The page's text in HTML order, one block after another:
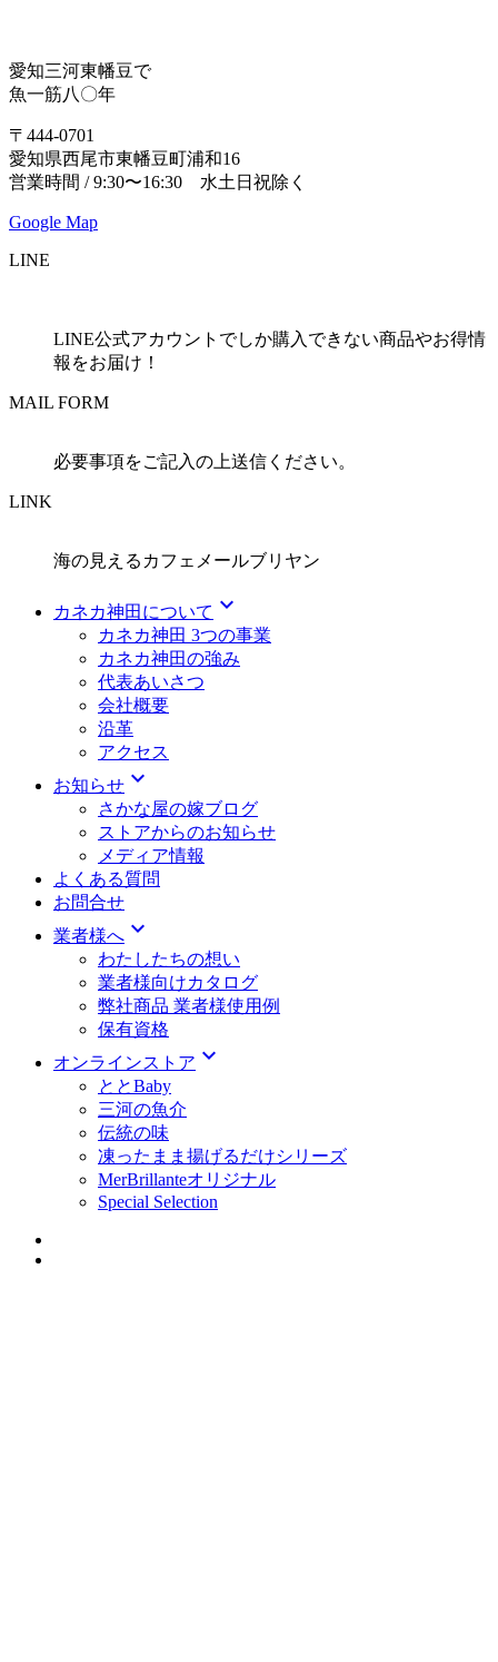
愛知三河東幡豆で
魚一筋八〇年
〒444-0701
愛知県西尾市東幡豆町浦和16
営業時間 / 9:30〜16:30 水土日祝除く
Google Map
LINE
LINE公式アカウントでしか購入できない商品やお得情
報をお届け！
MAIL FORM
必要事項をご記入の上送信ください。
LINK
海の見えるカフェメールブリヤン
カネカ神田について expand_more
カネカ神田 3つの事業
カネカ神田の強み
代表あいさつ
会社概要
沿革
アクセス
お知らせ expand_more
さかな屋の嫁ブログ
ストアからのお知らせ
メディア情報
よくある質問
お問合せ
業者様へ expand_more
わたしたちの想い
業者様向けカタログ
弊社商品 業者様使用例
保有資格
オンラインストア expand_more
ととBaby
三河の魚介
伝統の味
凍ったまま揚げるだけシリーズ
MerBrillanteオリジナル
Special Selection